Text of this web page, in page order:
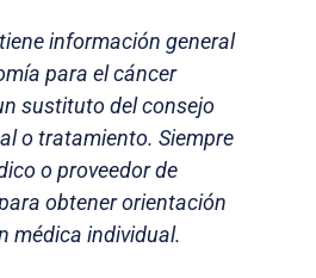
información general
para el cáncer
sustituto del consejo
o tratamiento. Siempre
o proveedor de
obtener orientación
médica individual.